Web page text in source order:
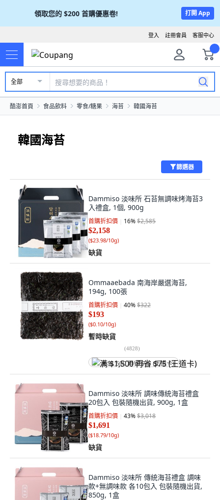
領取您的 $200 首購優惠卷! 打開 App
客服中心
註冊會員
登入
全部
酷澎首頁 食品飲料 零食/糖果 海苔 韓國海苔
韓國海苔
篩選器
Dammiso 淡味所 石苔無調味烤海苔3
入禮盒, 1個, 900g
首購折扣價 16%$2,585
$2,158
($23.98/10g)
缺貨
Ommaaebada 南海岸嚴選海苔,
194g, 100張
首購折扣價 40%$322
$193
($0.10/10g)
暫時缺貨
(4828)
满 $1,500 再省 $75 (王道卡)
Dammiso 淡味所 調味傳統海苔禮盒
20包入 包裝隨機出貨, 900g, 1盒
首購折扣價 43%$3,018
$1,691
($18.79/10g)
缺貨
Dammiso 淡味所 傳統海苔禮盒 調味
款+無調味款 各10包入 包裝隨機出貨,
850g, 1盒